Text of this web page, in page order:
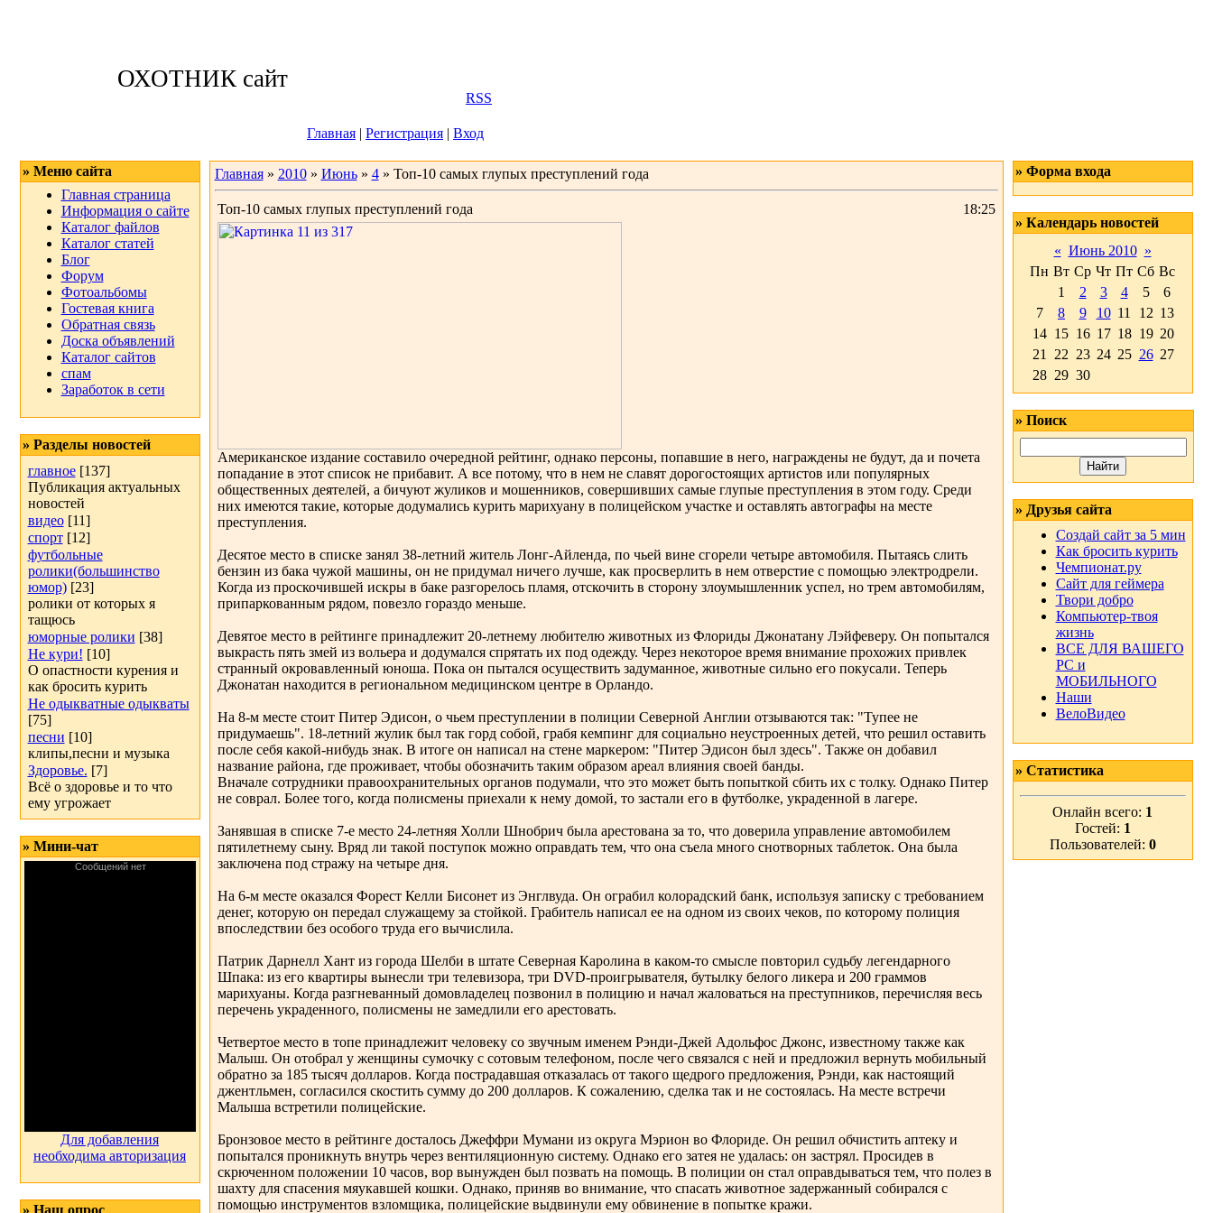
ОХОТНИК сайт
RSS
Главная | Регистрация | Вход
» Меню сайта
Главная страница
Информация о сайте
Каталог файлов
Каталог статей
Блог
Форум
Фотоальбомы
Гостевая книга
Обратная связь
Доска объявлений
Каталог сайтов
спам
Заработок в сети
» Разделы новостей
главное [137]
Публикация актуальных
новостей
видео [11]
спорт [12]
футбольные
ролики(большинство
юмор) [23]
ролики от которых я
тащюсь
юморные ролики [38]
Не кури! [10]
О опастности курения и
как бросить курить
Не одыкватные одыкваты
[75]
песни [10]
клипы,песни и музыка
Здоровье. [7]
Всё о здоровье и то что
ему угрожает
» Мини-чат
Для добавления
необходима авторизация
» Наш опрос
Главная» 2010 » Июнь » 4» Топ-10 самых глупых преступлений года
Топ-10 самых глупых преступлений года 18:25
Американское издание составило очередной рейтинг, однако персоны, попавшие в него, награждены не будут, да и почета
попадание в этот список не прибавит. А все потому, что в нем не славят дорогостоящих артистов или популярных
общественных деятелей, а бичуют жуликов и мошенников, совершивших самые глупые преступления в этом году. Среди
них имеются такие, которые додумались курить марихуану в полицейском участке и оставлять автографы на месте
преступления.
Десятое место в списке занял 38-летний житель Лонг-Айленда, по чьей вине сгорели четыре автомобиля. Пытаясь слить
бензин из бака чужой машины, он не придумал ничего лучше, как просверлить в нем отверстие с помощью электродрели.
Когда из проскочившей искры в баке разгорелось пламя, отскочить в сторону злоумышленник успел, но трем автомобилям,
припаркованным рядом, повезло гораздо меньше.
Девятое место в рейтинге принадлежит 20-летнему любителю животных из Флориды Джонатану Лэйфеверу. Он попытался
выкрасть пять змей из вольера и додумался спрятать их под одежду. Через некоторое время внимание прохожих привлек
странный окровавленный юноша. Пока он пытался осуществить задуманное, животные сильно его покусали. Теперь
Джонатан находится в региональном медицинском центре в Орландо.
На 8-м месте стоит Питер Эдисон, о чьем преступлении в полиции Северной Англии отзываются так: "Тупее не
придумаешь". 18-летний жулик был так горд собой, грабя кемпинг для социально неустроенных детей, что решил оставить
после себя какой-нибудь знак. В итоге он написал на стене маркером: "Питер Эдисон был здесь". Также он добавил
название района, где проживает, чтобы обозначить таким образом ареал влияния своей банды.
Вначале сотрудники правоохранительных органов подумали, что это может быть попыткой сбить их с толку. Однако Питер
не соврал. Более того, когда полисмены приехали к нему домой, то застали его в футболке, украденной в лагере.
Занявшая в списке 7-е место 24-летняя Холли Шнобрич была арестована за то, что доверила управление автомобилем
пятилетнему сыну. Вряд ли такой поступок можно оправдать тем, что она съела много снотворных таблеток. Она была
заключена под стражу на четыре дня.
На 6-м месте оказался Форест Келли Бисонет из Энглвуда. Он ограбил колорадский банк, используя записку с требованием
денег, которую он передал служащему за стойкой. Грабитель написал ее на одном из своих чеков, по которому полиция
впоследствии без особого труда его вычислила.
Патрик Дарнелл Хант из города Шелби в штате Северная Каролина в каком-то смысле повторил судьбу легендарного
Шпака: из его квартиры вынесли три телевизора, три DVD-проигрывателя, бутылку белого ликера и 200 граммов
марихуаны. Когда разгневанный домовладелец позвонил в полицию и начал жаловаться на преступников, перечисляя весь
перечень украденного, полисмены не замедлили его арестовать.
Четвертое место в топе принадлежит человеку со звучным именем Рэнди-Джей Адольфос Джонс, известному также как
Малыш. Он отобрал у женщины сумочку с сотовым телефоном, после чего связался с ней и предложил вернуть мобильный
обратно за 185 тысяч долларов. Когда пострадавшая отказалась от такого щедрого предложения, Рэнди, как настоящий
джентльмен, согласился скостить сумму до 200 долларов. К сожалению, сделка так и не состоялась. На месте встречи
Малыша встретили полицейские.
Бронзовое место в рейтинге досталось Джеффри Мумани из округа Мэрион во Флориде. Он решил обчистить аптеку и
попытался проникнуть внутрь через вентиляционную систему. Однако его затея не удалась: он застрял. Просидев в
скрюченном положении 10 часов, вор вынужден был позвать на помощь. В полиции он стал оправдываться тем, что полез в
шахту для спасения мяукавшей кошки. Однако, приняв во внимание, что спасать животное задержанный собирался с
помощью инструментов взломщика, полицейские выдвинули ему обвинение в попытке кражи.
» Форма входа
» Календарь новостей
« Июнь 2010 »
Пн Вт Ср Чт Пт Сб Вс
1
2 3 4 5
6
7
8 9 10 11 12 13
14 15 16 17 18 19 20
21
22 23 24 25 26 27
28 29 30
» Поиск
» Друзья сайта
Создай сайт за 5 мин
Как бросить курить
Чемпионат.ру
Сайт для геймера
Твори добро
Компьютер-твоя
жизнь
ВСЕ ДЛЯ ВАШЕГО
РС и
МОБИЛЬНОГО
Наши
ВелоВидео
» Статистика
Онлайн всего: 1
Гостей: 1
Пользователей: 0